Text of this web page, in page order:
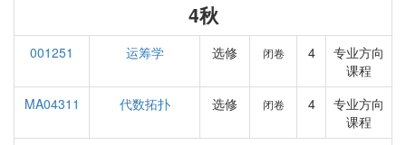
4秋
001251 运筹学 选修 闭卷 4
专业方向
课程
MA04311
代数拓扑 选修 闭卷 4
专业方向
课程